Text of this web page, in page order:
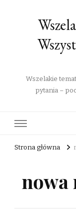
Wszelakie
pytania –
Strona główna
nowa